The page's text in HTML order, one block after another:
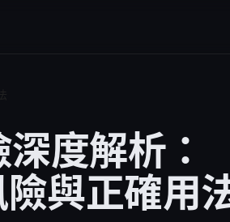
度解析：
與正確用